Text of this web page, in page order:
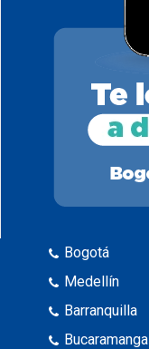
Bogotá
Medellín
Barranquilla
Bucaramanga